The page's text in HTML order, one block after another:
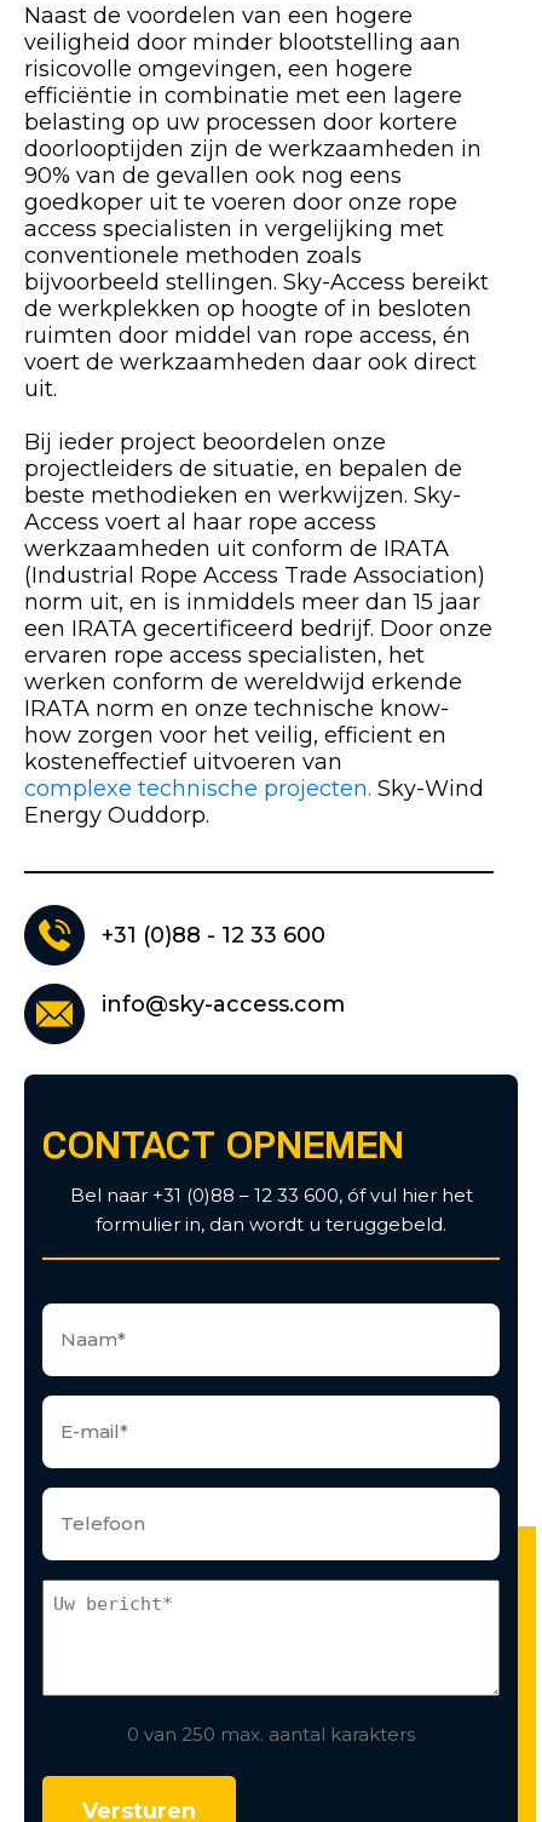
Naast de voordelen van een hogere
veiligheid door minder blootstelling aan
risicovolle omgevingen, een hogere
efficiëntie in combinatie met een lagere
belasting op uw processen door kortere
doorlooptijden zijn de werkzaamheden in
90% van de gevallen ook nog eens
goedkoper uit te voeren door onze rope
access specialisten in vergelijking met
conventionele methoden zoals
bijvoorbeeld stellingen. Sky-Access bereikt
de werkplekken op hoogte of in besloten
ruimten door middel van rope access, én
voert de werkzaamheden daar ook direct
uit.
Bij ieder project beoordelen onze
projectleiders de situatie, en bepalen de
beste methodieken en werkwijzen. Sky-
Access voert al haar rope access
werkzaamheden uit conform de IRATA
(Industrial Rope Access Trade Association)
norm uit, en is inmiddels meer dan 15 jaar
een IRATA gecertificeerd bedrijf. Door onze
ervaren rope access specialisten, het
werken conform de wereldwijd erkende
IRATA norm en onze technische know-
how zorgen voor het veilig, efficient en
kosteneffectief uitvoeren van
complexe technische projecten. Sky-Wind
Energy Ouddorp.
+31 (0)88 - 12 33 600
info@sky-access.com
CONTACT OPNEMEN
Bel naar +31 (0)88 – 12 33 600, óf vul hier het
formulier in, dan wordt u teruggebeld.
0 van 250 max. aantal karakters